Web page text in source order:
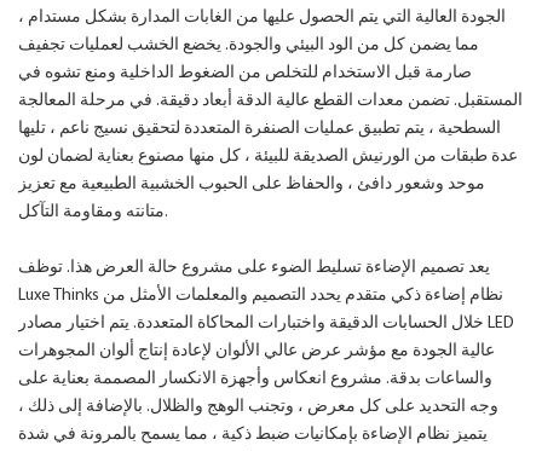
الجودة العالية التي يتم الحصول عليها من الغابات المدارة بشكل مستدام ،
مما يضمن كل من الود البيئي والجودة. يخضع الخشب لعمليات تجفيف
صارمة قبل الاستخدام للتخلص من الضغوط الداخلية ومنع تشوه في
المستقبل. تضمن معدات القطع عالية الدقة أبعاد دقيقة. في مرحلة المعالجة
السطحية ، يتم تطبيق عمليات الصنفرة المتعددة لتحقيق نسيج ناعم ، تليها
عدة طبقات من الورنيش الصديقة للبيئة ، كل منها مصنوع بعناية لضمان لون
موحد وشعور دافئ ، والحفاظ على الحبوب الخشبية الطبيعية مع تعزيز
متانته ومقاومة التآكل.
يعد تصميم الإضاءة تسليط الضوء على مشروع حالة العرض هذا. توظف
Luxe Thinks نظام إضاءة ذكي متقدم يحدد التصميم والمعلمات الأمثل من
خلال الحسابات الدقيقة واختبارات المحاكاة المتعددة. يتم اختيار مصادر LED
عالية الجودة مع مؤشر عرض عالي الألوان لإعادة إنتاج ألوان المجوهرات
والساعات بدقة. مشروع انعكاس وأجهزة الانكسار المصممة بعناية على
وجه التحديد على كل معرض ، وتجنب الوهج والظلال. بالإضافة إلى ذلك ،
يتميز نظام الإضاءة بإمكانيات ضبط ذكية ، مما يسمح بالمرونة في شدة